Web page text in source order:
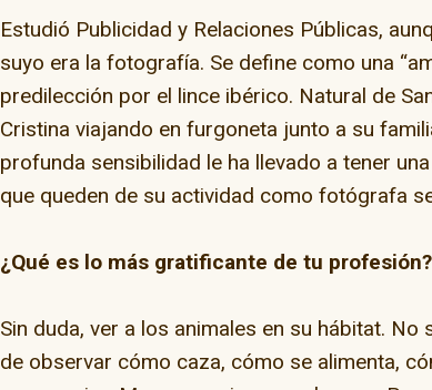
Estudió Publicidad y Relaciones Públicas,
suyo era la fotografía. Se define como una
predilección por el lince ibérico. Natural de
Cristina viajando en furgoneta junto a su
profunda sensibilidad le ha llevado a tener
que queden de su actividad como fotógrafa
¿Qué es lo más gratificante de tu profesión?
Sin duda, ver a los animales en su hábitat.
de observar cómo caza, cómo se alimenta,